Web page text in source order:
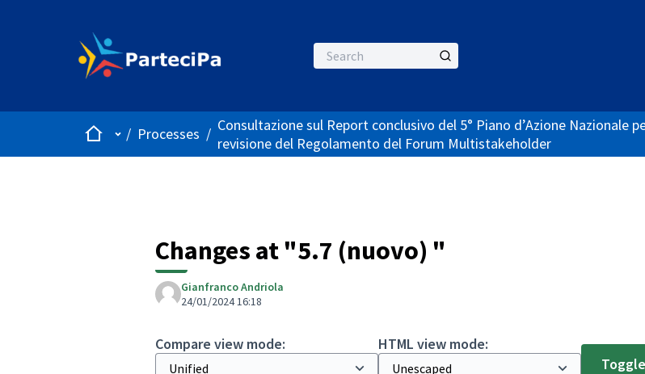
HomeMain menu
/ Processes / Consultazione sul Report conclusivo del 5° Piano d’Azione Nazionale
revisione del Regolamento del Forum Multistakeholder
Changes at "5.7 (nuovo) "
Gianfranco Andriola
24/01/2024 16:18
Compare view mode:
HTML view mode: